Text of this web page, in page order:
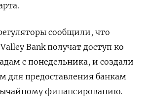
сообщили, что
Bank получат доступ ко
с понедельника, и создали
для предоставления банкам
финансированию.